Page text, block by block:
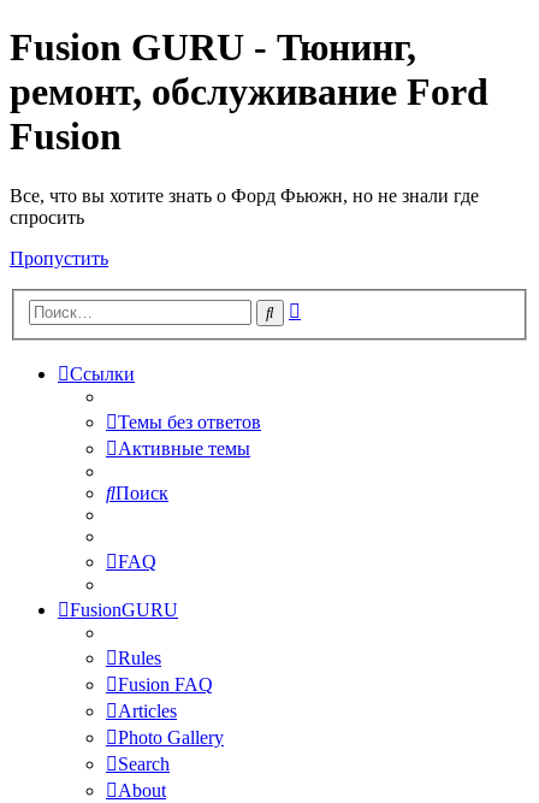
Fusion GURU - Тюнинг,
ремонт, обслуживание Ford
Fusion
Все, что вы хотите знать о Форд Фьюжн, но не знали где
спросить
Пропустить
Поиск
Ссылки
Темы без ответов
Активные темы
Поиск
FAQ
FusionGURU
Rules
Fusion FAQ
Articles
Photo Gallery
Search
About